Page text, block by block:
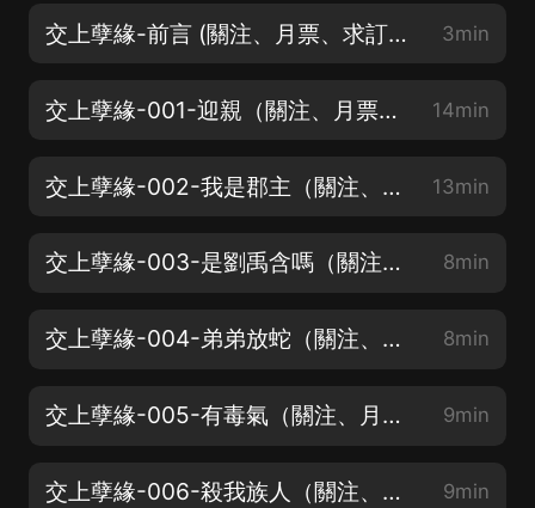
交上孽緣-前言 (關注、月票、求訂閱） 3min
交上孽緣-001-迎親（關注、月票、求訂閱） 14min
交上孽緣-002-我是郡主（關注、月票、求訂閱） 13min
交上孽緣-003-是劉禹含嗎（關注、月票、求訂閱） 8min
交上孽緣-004-弟弟放蛇（關注、月票、求訂閱） 8min
交上孽緣-005-有毒氣（關注、月票、求訂閱） 9min
交上孽緣-006-殺我族人（關注、月票、求訂閱） 9min